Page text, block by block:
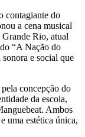
contagiante do
a cena musical
Rio, atual
“A Nação do
e social que
concepção do
da escola,
Ambos
uma estética única,